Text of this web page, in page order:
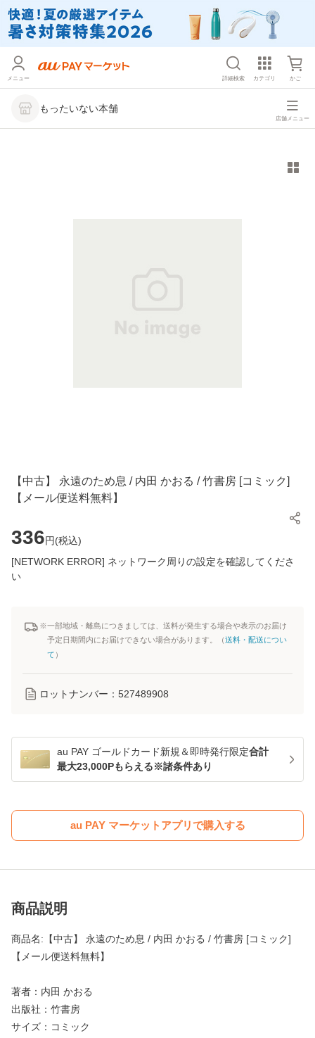
メニュー 詳細検索 カテゴリ かご
もったいない本舗
店舗メニュー
【中古】 永遠のため息 / 内田 かおる / 竹書房 [コミック]
【メール便送料無料】
336円(税込)
[NETWORK ERROR] ネットワーク周りの設定を確認してくださ
い
※一部地域・離島につきましては、送料が発生する場合や表示のお届け
予定日期間内にお届けできない場合があります。（送料・配送につい
て ）
ロットナンバー： 527489908
au PAY ゴールドカード新規＆即時発行限定合計
最大23,000Pもらえる※諸条件あり
au PAY マーケットアプリで購入する
商品説明
商品名:【中古】 永遠のため息 / 内田 かおる / 竹書房 [コミック]
【メール便送料無料】
著者：内田 かおる
出版社：竹書房
サイズ：コミック